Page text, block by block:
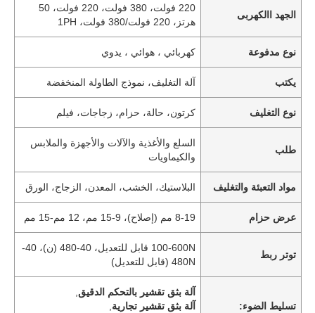
الجهد االكهربى
220 فولت، 380 فولت، 220 فولت، 50
هرتز، 220 فولت/380 فولت، 1PH
نوع مدفوعة كهربائي ، هوائي ، يدوي
يكتب آلة التغليف، نموذج الطاولة المنخفضة
نوع التغليف كرتون، حالة، حزام، زجاجات، فيلم
طلب
السلع والأغذية والآلات والأجهزة والملابس
والكيماويات
مواد التعبئة والتغليف البلاستيك، الخشب، المعدن، الزجاج، الورق
عرض حزام 8-19 مم (إصلاح)، 9-15 مم، 12 مم-15 مم
توتر ربط
100-600N قابل للتعديل، 40-480 (ن)، 40-
480N (قابل للتعديل)
تسليط الضوء:
آلة بثق تقشير بالتحكم الدقيق
آلة بثق تقشير تجارية